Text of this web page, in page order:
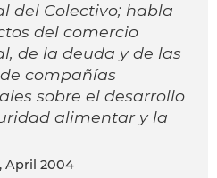
del Colectivo; habla
del comercio
de la deuda y de las
compañías
sobre el desarrollo
alimentar y la
, April 2004